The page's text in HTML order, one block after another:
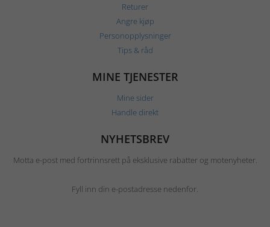
Returer
Angre kjøp
Personopplysninger
Tips & råd
MINE TJENESTER
Mine sider
Handle direkt
NYHETSBREV
Motta e-post med fortrinnsrett på eksklusive rabatter og motenyheter.
Fyll inn din e-postadresse nedenfor.